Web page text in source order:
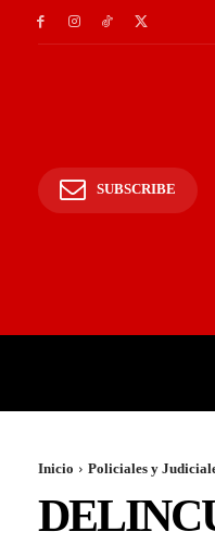
SUBSCRIBE
Inicio Policiales y